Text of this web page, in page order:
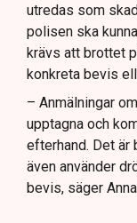
utredas som
polisen ska
krävs att brottet
konkreta bevis
– Anmälningar
upptagna och
efterhand. Det är
även använder
bevis, säger